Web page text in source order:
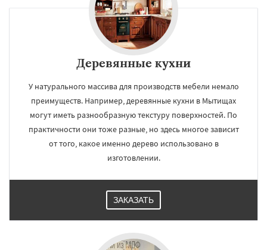
Деревянные кухни
У натурального массива для производств мебели немало
преимуществ. Например, деревянные кухни в Мытищах
могут иметь разнообразную текстуру поверхностей. По
практичности они тоже разные, но здесь многое зависит
от того, какое именно дерево использовано в
изготовлении.
ЗАКАЗАТЬ